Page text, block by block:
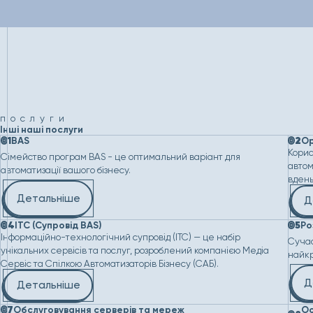
послуги
Інші наші послуги
01BAS
Сімейство програм BAS - це оптимальний варіант для
автоматизації вашого бізнесу.
Детальніше
02
04ІТС (Супровід BAS)
Інформаційно-технологічний супровід (ІТС) — це набір
унікальних сервісів та послуг, розроблений компанією Медіа
Сервіс та Спілкою Автоматизаторів Бізнесу (САБ).
Детальніше
05
07Обслуговування серверів та мереж